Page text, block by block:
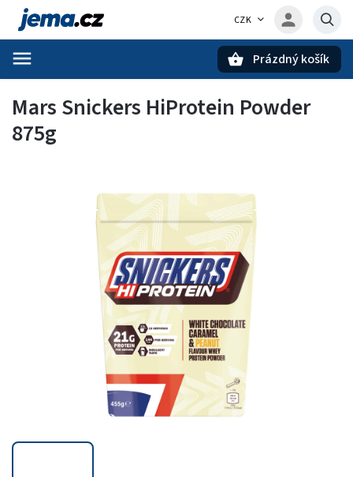
CZK
Prázdný košík
Mars Snickers HiProtein Powder
875g